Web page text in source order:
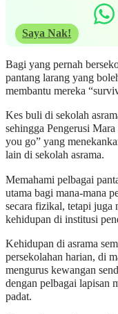
Saya Nak!
Bagi yang pernah
pantang larang yang
membantu mereka
Kes buli di sekolah
sehingga Pengerusi
you go” yang
lain di sekolah asrama.
Memahami pelbagai
utama bagi mana-mana
secara fizikal, tetapi juga
kehidupan di institusi
Kehidupan di asrama
persekolahan harian, di
mengurus kewangan
dengan pelbagai lapisan
padat.